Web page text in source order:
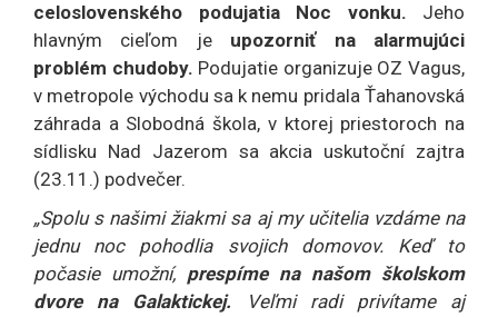
celoslovenského podujatia Noc vonku. Jeho
hlavným cieľom je upozorniť na alarmujúci
problém chudoby. Podujatie organizuje OZ Vagus,
v metropole východu sa k nemu pridala Ťahanovská
záhrada a Slobodná škola, v ktorej priestoroch na
sídlisku Nad Jazerom sa akcia uskutoční zajtra
(23.11.) podvečer.
„Spolu s našimi žiakmi sa aj my učitelia vzdáme na
jednu noc pohodlia svojich domovov. Keď to
počasie umožní, prespíme na našom školskom
dvore na Galaktickej. Veľmi radi privítame aj